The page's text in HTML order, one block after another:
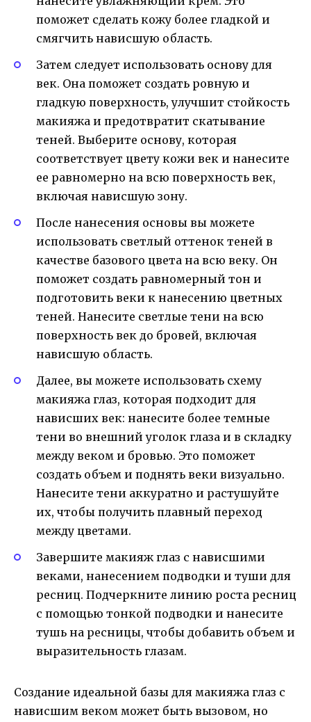
поможет сделать кожу более гладкой и
смягчить нависшую область.
Затем следует использовать основу для
век. Она поможет создать ровную и
гладкую поверхность, улучшит стойкость
макияжа и предотвратит скатывание
теней. Выберите основу, которая
соответствует цвету кожи век и нанесите
ее равномерно на всю поверхность век,
включая нависшую зону.
После нанесения основы вы можете
использовать светлый оттенок теней в
качестве базового цвета на всю веку. Он
поможет создать равномерный тон и
подготовить веки к нанесению цветных
теней. Нанесите светлые тени на всю
поверхность век до бровей, включая
нависшую область.
Далее, вы можете использовать схему
макияжа глаз, которая подходит для
нависших век: нанесите более темные
тени во внешний уголок глаза и в складку
между веком и бровью. Это поможет
создать объем и поднять веки визуально.
Нанесите тени аккуратно и растушуйте
их, чтобы получить плавный переход
между цветами.
Завершите макияж глаз с нависшими
веками, нанесением подводки и туши для
ресниц. Подчеркните линию роста ресниц
с помощью тонкой подводки и нанесите
тушь на ресницы, чтобы добавить объем и
выразительность глазам.
Создание идеальной базы для макияжа глаз с
нависшим веком может быть вызовом, но